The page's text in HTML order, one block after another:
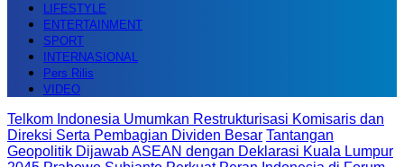
LIFESTYLE
ENTERTAINMENT
SPORT
INTERNASIONAL
Pers Rilis
VIDEO
Telkom Indonesia Umumkan Restrukturisasi Komisaris dan
Direksi Serta Pembagian Dividen Besar Tantangan
Geopolitik Dijawab ASEAN dengan Deklarasi Kuala Lumpur